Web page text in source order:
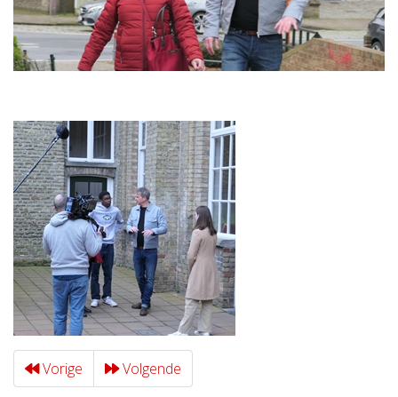
Vorige Volgende